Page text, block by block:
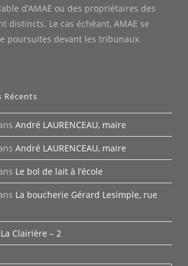
d’AMAE ou des propriétaires des
distincts. Le cas échéant, AMAE se
poursuites devant les tribunaux
Récents
André LAURENCEAU, maire
André LAURENCEAU, maire
Le bol de lait à l’école
La boucherie Gérard Lesimple, rue
La Clairière – 2